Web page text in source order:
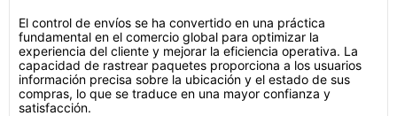
El control de envíos se ha convertido en una práctica
fundamental en el comercio global para optimizar la
experiencia del cliente y mejorar la eficiencia operativa. La
capacidad de rastrear paquetes proporciona a los usuarios
información precisa sobre la ubicación y el estado de sus
compras, lo que se traduce en una mayor confianza y
satisfacción.